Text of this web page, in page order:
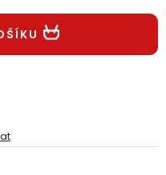
ve lhůtě 14 dní
řád